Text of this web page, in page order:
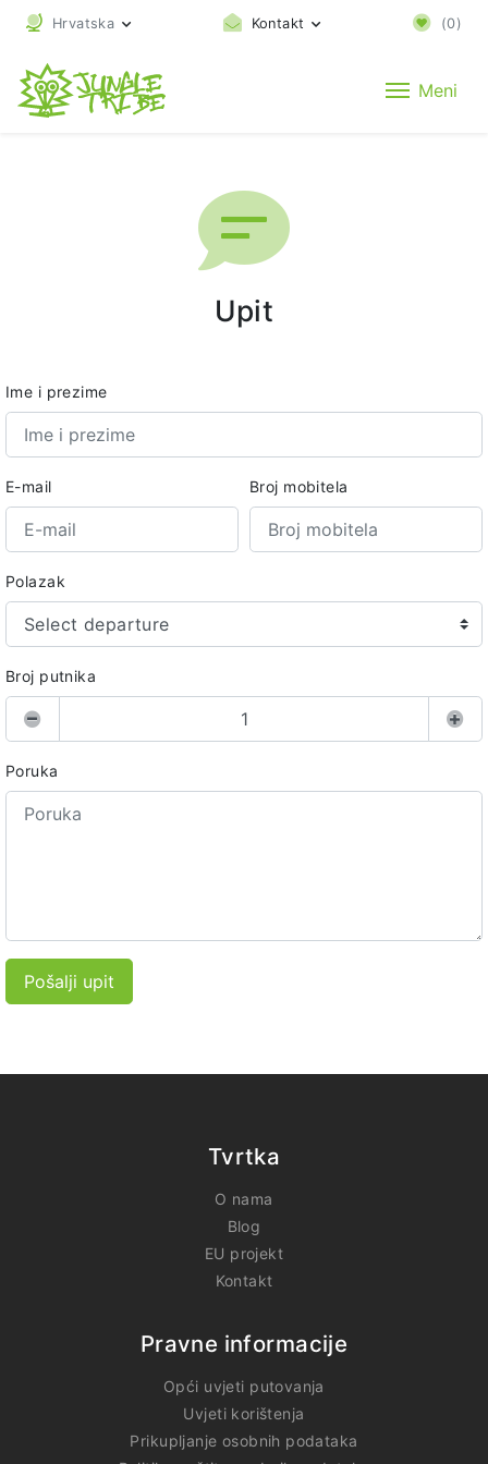
Hrvatska Kontakt (0)
Meni
Upit
Ime i prezime
E-mail Broj mobitela
Polazak
Select departure
Broj putnika
Poruka
Pošalji upit
Tvrtka
O nama
Blog
EU projekt
Kontakt
Pravne informacije
Opći uvjeti putovanja
Uvjeti korištenja
Prikupljanje osobnih podataka